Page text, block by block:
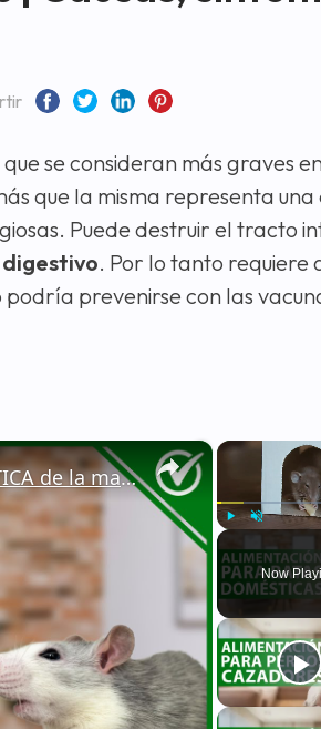
se consideran más graves
que la misma representa una
Puede destruir el tracto
. Por lo tanto requiere
prevenirse con las
Now
×
🐁 ¿Cómo ALIMENTAR a una RATA DOMÉSTICA de la manera correcta? - Nutrición 🐁🏡